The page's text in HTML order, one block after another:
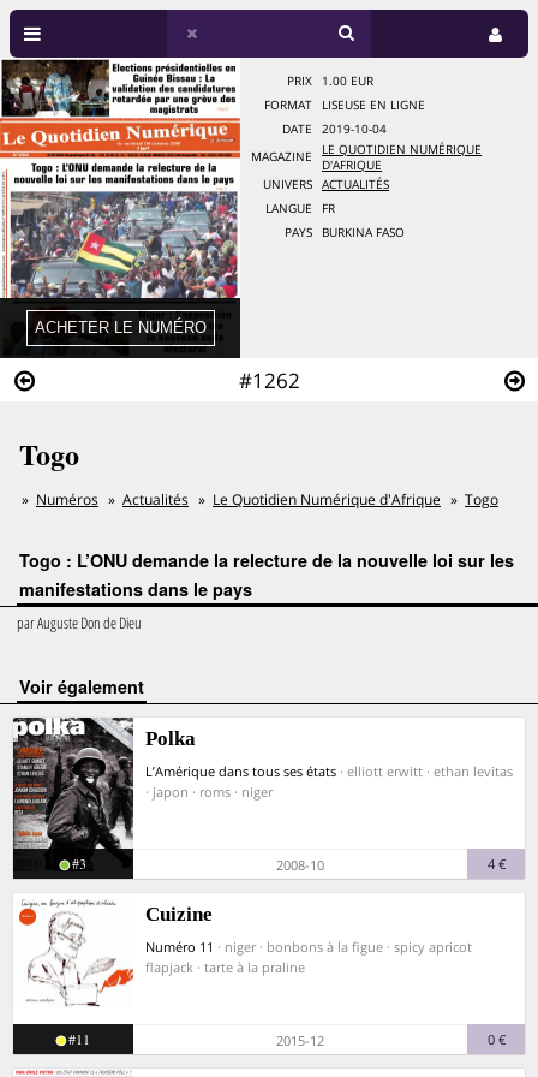
#1262
PRIX
1.00 EUR
FORMAT
LISEUSE EN LIGNE
DATE
2019-10-04
MAGAZINE
LE QUOTIDIEN NUMÉRIQUE
D'AFRIQUE
UNIVERS
ACTUALITÉS
LANGUE
FR
PAYS
BURKINA FASO
Togo
Numéros Actualités Le Quotidien Numérique d'Afrique Togo
Togo : L’ONU demande la relecture de la nouvelle loi sur les
manifestations dans le pays
parAuguste Don de Dieu
voir également
Polka
L’Amérique dans tous ses états · elliott erwitt · ethan levitas
· japon · roms · niger
#3 2008-10 4 €
Cuizine
Numéro 11 · niger · bonbons à la figue · spicy apricot
flapjack · tarte à la praline
#11 2015-12 0 €